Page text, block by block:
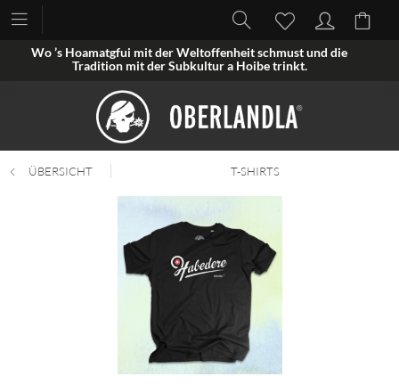
Wo ’s Hoamatgfui mit der Weltoffenheit schmust und die
Tradition mit der Subkultur a Hoibe trinkt.
ÜBERSICHT T-SHIRTS